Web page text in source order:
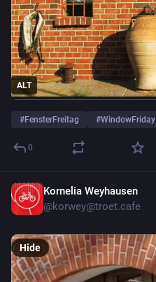
ALT
#FensterFreitag #WindowFriday
0
Kornelia Weyhausen
@korwey@troet.cafe
Hide